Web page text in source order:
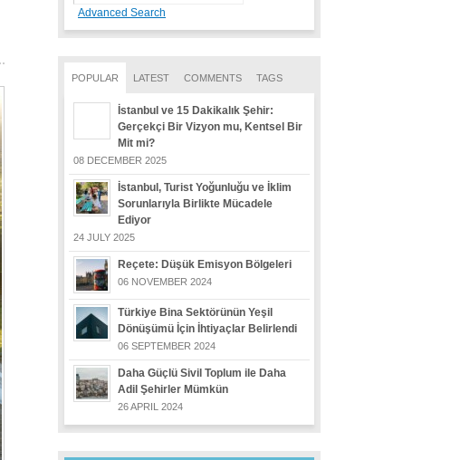
Advanced Search
POPULAR LATEST COMMENTS TAGS
İstanbul ve 15 Dakikalık Şehir:
Gerçekçi Bir Vizyon mu, Kentsel Bir
Mit mi?
08 DECEMBER 2025
İstanbul, Turist Yoğunluğu ve İklim
Sorunlarıyla Birlikte Mücadele
Ediyor
24 JULY 2025
Reçete: Düşük Emisyon Bölgeleri
06 NOVEMBER 2024
Türkiye Bina Sektörünün Yeşil
Dönüşümü İçin İhtiyaçlar Belirlendi
06 SEPTEMBER 2024
Daha Güçlü Sivil Toplum ile Daha
Adil Şehirler Mümkün
26 APRIL 2024